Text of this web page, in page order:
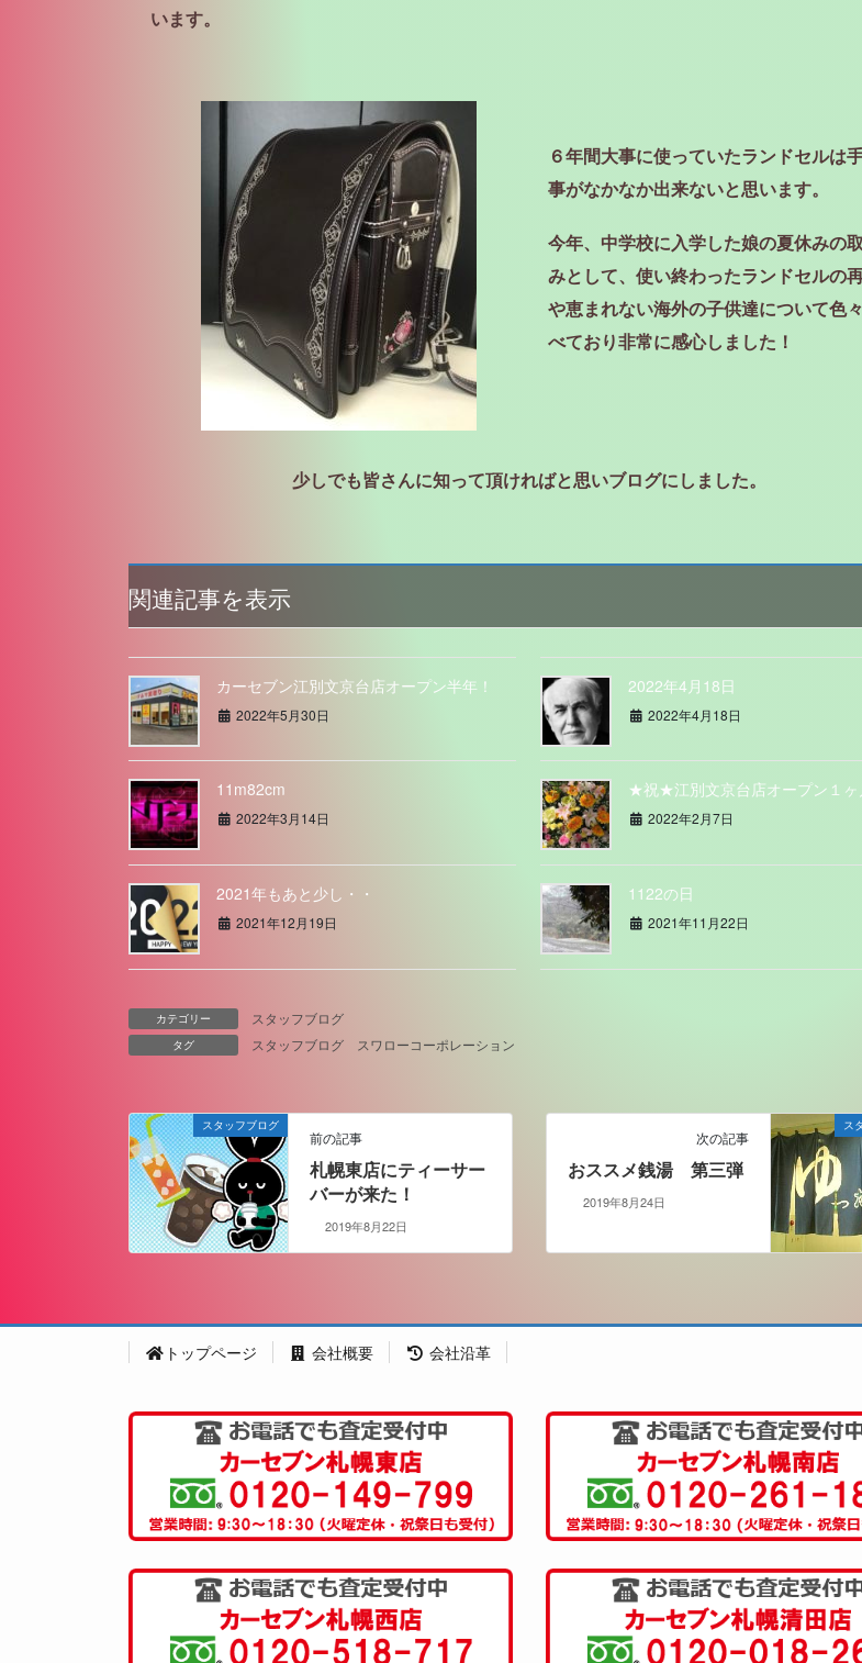
います。
６年間大事に使っていたランドセルは
事がなかなか出来ないと思います。
今年、中学校に入学した娘の夏休みの
みとして、使い終わったランドセルの
や恵まれない海外の子供達について色
べており非常に感心しました！
少しでも皆さんに知って頂ければと思いブログにしました。
関連記事を表示
カーセブン江別文京台店オープン半年！
2022年5月30日
2022年4月18日
2022年4月18日
11m82cm
2022年3月14日
★祝★江別文京台店オープン１ヶ
2022年2月7日
2021年もあと少し・・
2021年12月19日
1122の日
2021年11月22日
カテゴリー スタッフブログ
タグ スタッフブログ スワローコーポレーション
スタッフブログ
前の記事
札幌東店にティーサー
バーが来た！
2019年8月22日
ス
次の記事
おススメ銭湯 第三弾
2019年8月24日
トップページ 会社概要 会社沿革